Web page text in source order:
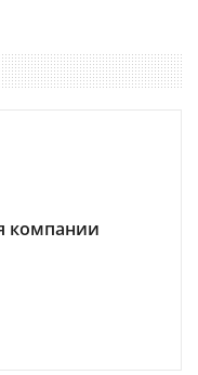
компании